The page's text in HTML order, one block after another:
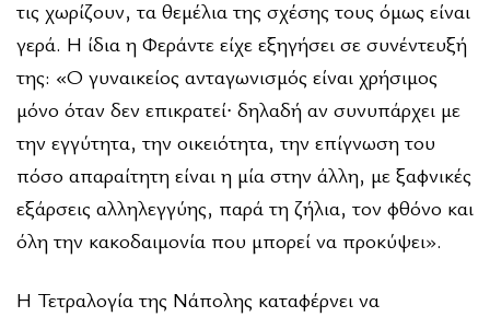
τις χωρίζουν, τα θεμέλια της σχέσης τους όμως είναι
γερά. Η ίδια η Φεράντε είχε εξηγήσει σε συνέντευξή
της: «Ο γυναικείος ανταγωνισμός είναι χρήσιμος
μόνο όταν δεν επικρατεί∙ δηλαδή αν συνυπάρχει με
την εγγύτητα, την οικειότητα, την επίγνωση του
πόσο απαραίτητη είναι η μία στην άλλη, με ξαφνικές
εξάρσεις αλληλεγγύης, παρά τη ζήλια, τον φθόνο και
όλη την κακοδαιμονία που μπορεί να προκύψει».
Η Τετραλογία της Νάπολης καταφέρνει να